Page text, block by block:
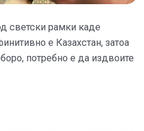
светски рамки каде
е Казахстан, затоа
потребно е да издвоите